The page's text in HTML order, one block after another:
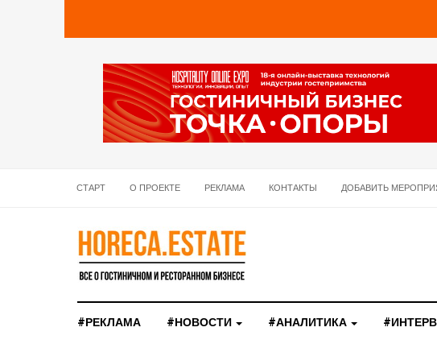
СТАРТ О ПРОЕКТЕ РЕКЛАМА КОНТАКТЫ ДОБАВИТЬ
#РЕКЛАМА #НОВОСТИ #АНАЛИТИКА